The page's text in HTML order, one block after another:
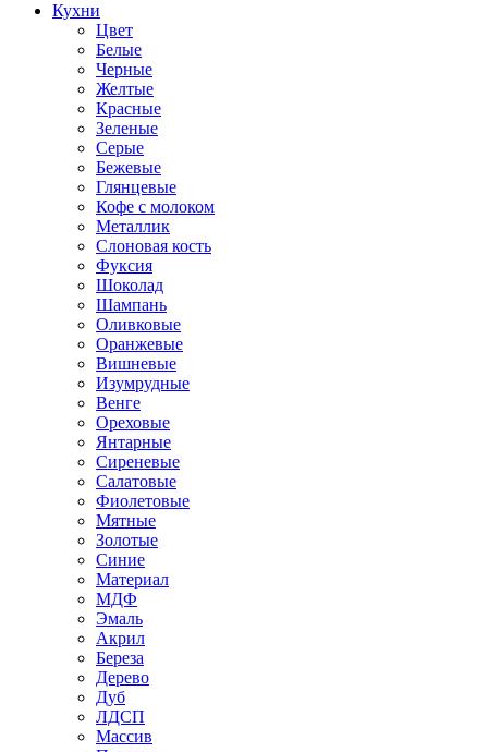
Кухни
Цвет
Белые
Черные
Желтые
Красные
Зеленые
Серые
Бежевые
Глянцевые
Кофе с молоком
Металлик
Слоновая кость
Фуксия
Шоколад
Шампань
Оливковые
Оранжевые
Вишневые
Изумрудные
Венге
Ореховые
Янтарные
Сиреневые
Салатовые
Фиолетовые
Мятные
Золотые
Синие
Материал
МДФ
Эмаль
Акрил
Береза
Дерево
Дуб
ЛДСП
Массив